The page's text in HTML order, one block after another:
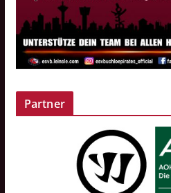
Partner